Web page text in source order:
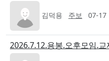
김덕용 주보 07-17
2026.7.12.용봉.오후모임.교